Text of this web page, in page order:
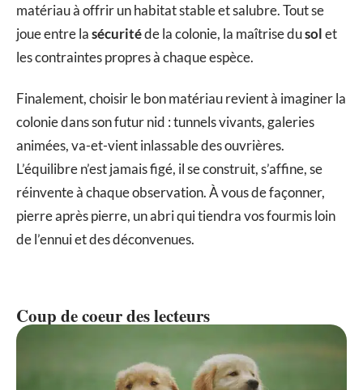
matériau à offrir un habitat stable et salubre. Tout se
joue entre lasécuritéde la colonie, la maîtrise dusolet
les contraintes propres à chaque espèce.
Finalement, choisir le bon matériau revient à imaginer la
colonie dans son futur nid : tunnels vivants, galeries
animées, va-et-vient inlassable des ouvrières.
L’équilibre n’est jamais figé, il se construit, s’affine, se
réinvente à chaque observation. À vous de façonner,
pierre après pierre, un abri qui tiendra vos fourmis loin
de l’ennui et des déconvenues.
Coup de coeur des lecteurs